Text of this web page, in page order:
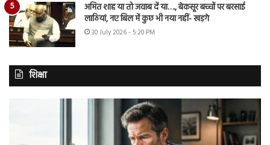
अमित शाह या तो जवाब दें या…., बेकसूर बच्चों पर बरसाई
लाठियां, नए बिल में कुछ भी नया नहीं- खड़गे
30 July 2026 - 5:20 PM
शिक्षा